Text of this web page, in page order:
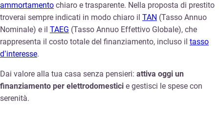
ammortamento chiaro e trasparente. Nella proposta di prestito
troverai sempre indicati in modo chiaro il TAN (Tasso Annuo
Nominale) e il TAEG (Tasso Annuo Effettivo Globale), che
rappresenta il costo totale del finanziamento, incluso il tasso
d’interesse.
Dai valore alla tua casa senza pensieri: attiva oggi un
finanziamento per elettrodomestici e gestisci le spese con
serenità.